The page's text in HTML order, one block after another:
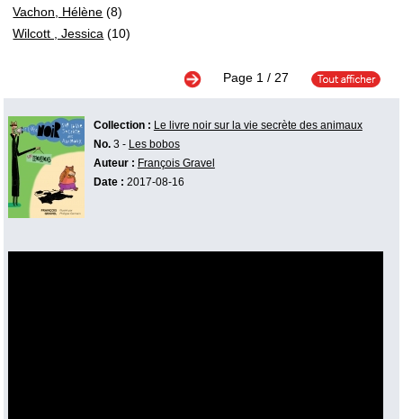
Vachon, Hélène (8)
Wilcott , Jessica (10)
Page 1/ 27
Collection : Le livre noir sur la vie secrète des animaux
No.3 - Les bobos
Auteur : François Gravel
Date : 2017-08-16